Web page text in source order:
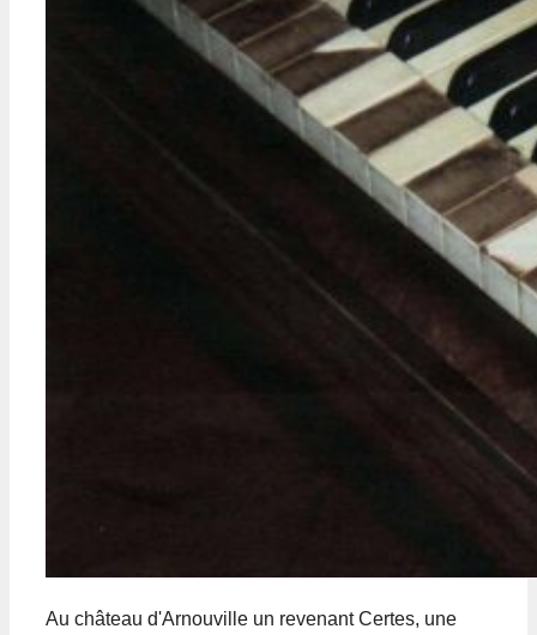
Au château d'Arnouville un revenant Certes, une